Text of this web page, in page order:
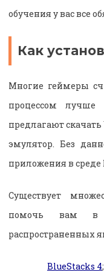
обучения у вас все
Как
Многие геймеры
процессом лучше
предлагают
эмулятор. Без
приложения в среде
Существует
помочь вам
распространенных
BlueStacks 4;